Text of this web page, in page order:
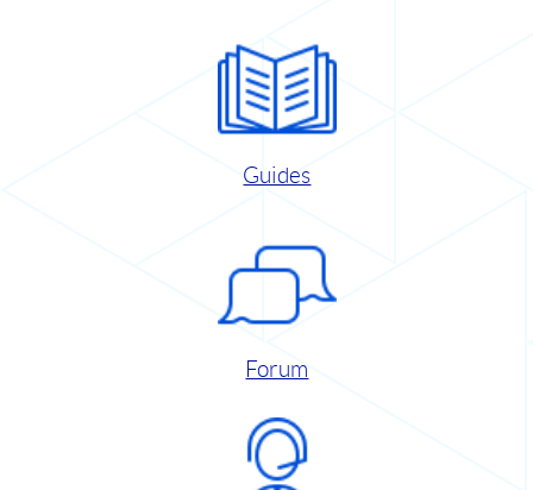
Guides
Forum